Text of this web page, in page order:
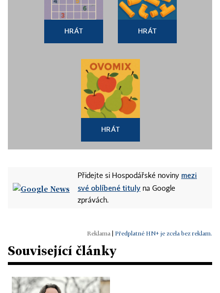
HRÁT HRÁT
HRÁT
Přidejte si Hospodářské noviny mezi
své oblíbené tituly na Google
zprávách.
Předplatné HN+ je zcela bez reklam.
Související články